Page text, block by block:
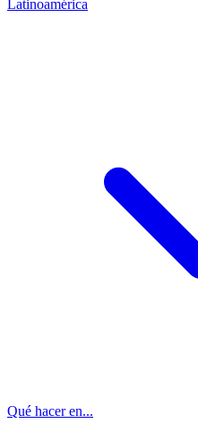
Latinoamérica
Qué hacer en...